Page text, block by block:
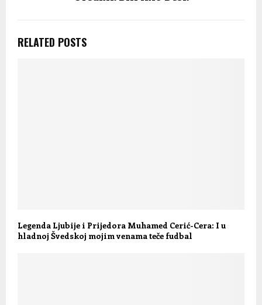
RELATED POSTS
Legenda Ljubije i Prijedora Muhamed Cerić-Cera: I u
hladnoj Švedskoj mojim venama teče fudbal